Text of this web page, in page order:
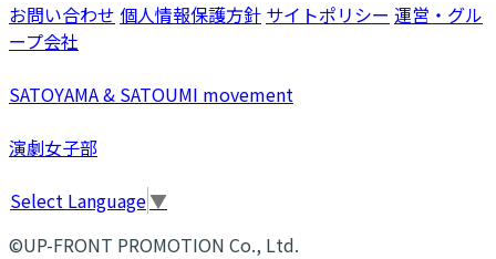
お問い合わせ 個人情報保護方針 サイトポリシー 運営・グル
ープ会社
SATOYAMA & SATOUMI movement
演劇女子部
Select Language▼
©UP-FRONT PROMOTION Co., Ltd.